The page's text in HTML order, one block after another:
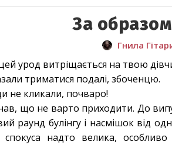
За
Гнила
урод витріщається на твою
триматися подалі, збоченцю.
не кликали, почваро!
що не варто приходити. До
раунд булінгу і насмішок від
спокуса надто велика,